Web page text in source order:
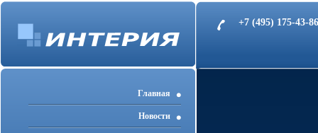
+7 (495) 175-43-
Главная
Новости